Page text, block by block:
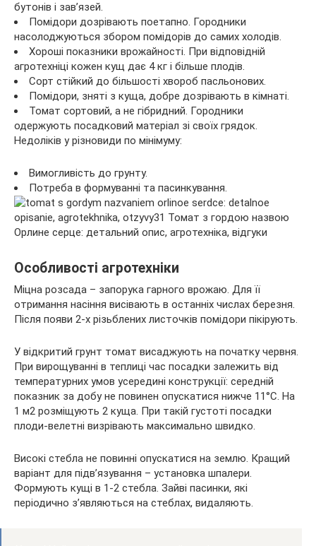
бутонів і зав’язей.
Помідори дозрівають поетапно. Городники
насолоджуються збором помідорів до самих холодів.
Хороші показники врожайності. При відповідній
агротехніці кожен кущ дає 4 кг і більше плодів.
Сорт стійкий до більшості хвороб пасльонових.
Помідори, зняті з куща, добре дозрівають в кімнаті.
Томат сортовий, а не гібридний. Городники
одержують посадковий матеріал зі своїх грядок.
Недоліків у різновиди по мінімуму:
Вимогливість до грунту.
Потреба в формуванні та пасинкування.
Особливості агротехніки
Міцна розсада – запорука гарного врожаю. Для її
отримання насіння висівають в останніх числах березня.
Після появи 2-х різьблених листочків помідори пікірують.
У відкритий грунт томат висаджують на початку червня.
При вирощуванні в теплиці час посадки залежить від
температурних умов усередині конструкції: середній
показник за добу не повинен опускатися нижче 11°C. На
1 м2 розміщують 2 куща. При такій густоті посадки
плоди-велетні визрівають максимально швидко.
Високі стебла не повинні опускатися на землю. Кращий
варіант для підв’язування – установка шпалери.
Формують кущі в 1-2 стебла. Зайві пасинки, які
періодично з’являються на стеблах, видаляють.